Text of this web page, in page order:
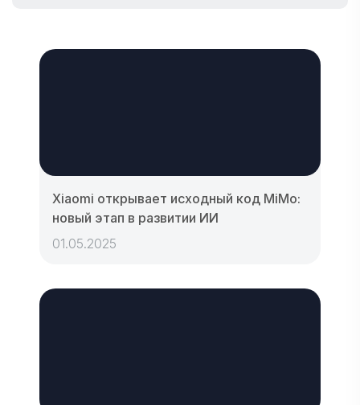
Xiaomi открывает исходный код MiMo:
новый этап в развитии ИИ
01.05.2025